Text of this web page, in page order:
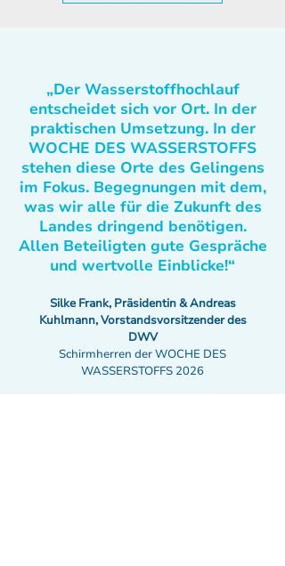
„Der Wasserstoffhochlauf
entscheidet sich vor Ort. In der
praktischen Umsetzung. In der
WOCHE DES WASSERSTOFFS
stehen diese Orte des Gelingens
im Fokus. Begegnungen mit dem,
was wir alle für die Zukunft des
Landes dringend benötigen.
Allen Beteiligten gute Gespräche
und wertvolle Einblicke!“
Silke Frank, Präsidentin & Andreas
Kuhlmann, Vorstandsvorsitzender des
DWV
Schirmherren der WOCHE DES
WASSERSTOFFS 2026